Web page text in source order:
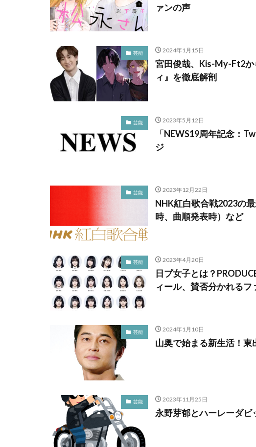
ァンの声
芸能 2024年1月15日
宮田俊哉、Kis-My-Ft2
ィ』を徹底解剖
芸能 2023年5月12日
「NEWS19周年記念：
ジ
芸能 2023年12月22日
NHK紅白歌合戦2023の
時、曲順発表時）など
芸能 2023年4月20日
日プ女子とは？
ィール、賛否分かれる
芸能 2024年1月10日
山奥で始まる新生活！
芸能 2023年11月25日
永野芽郁とハーレーダ